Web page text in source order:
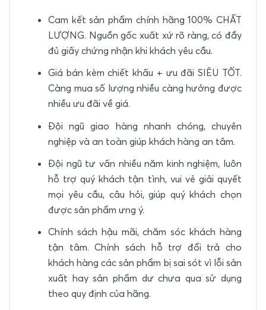
Cam kết sản phẩm chính hãng 100% CHẤT
LƯỢNG. Nguồn gốc xuất xứ rõ ràng, có đầy
đủ giấy chứng nhận khi khách yêu cầu.
Giá bán kèm chiết khấu + ưu đãi SIÊU TỐT.
Càng mua số lượng nhiều càng hưởng được
nhiều ưu đãi về giá.
Đội ngũ giao hàng nhanh chóng, chuyên
nghiệp và an toàn giúp khách hàng an tâm.
Đội ngũ tư vấn nhiều năm kinh nghiệm, luôn
hỗ trợ quý khách tận tình, vui vẻ giải quyết
mọi yêu cầu, câu hỏi, giúp quý khách chọn
được sản phẩm ưng ý.
Chính sách hậu mãi, chăm sóc khách hàng
tận tâm. Chính sách hỗ trợ đổi trả cho
khách hàng các sản phẩm bị sai sót vì lỗi sản
xuất hay sản phẩm dư chưa qua sử dụng
theo quy định của hãng.